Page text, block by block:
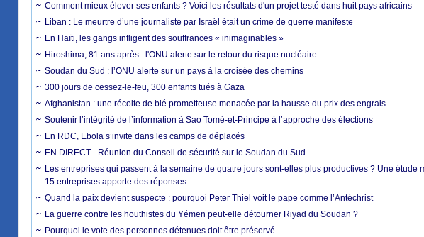
Comment mieux élever ses enfants ? Voici les résultats d'un projet testé dans huit pays africains
Liban : Le meurtre d’une journaliste par Israël était un crime de guerre manifeste
En Haïti, les gangs infligent des souffrances « inimaginables »
Hiroshima, 81 ans après : l'ONU alerte sur le retour du risque nucléaire
Soudan du Sud : l’ONU alerte sur un pays à la croisée des chemins
300 jours de cessez-le-feu, 300 enfants tués à Gaza
Afghanistan : une récolte de blé prometteuse menacée par la hausse du prix des engrais
Soutenir l’intégrité de l’information à Sao Tomé-et-Principe à l’approche des élections
En RDC, Ebola s’invite dans les camps de déplacés
EN DIRECT - Réunion du Conseil de sécurité sur le Soudan du Sud
Les entreprises qui passent à la semaine de quatre jours sont-elles plus productives ? Une étude
15 entreprises apporte des réponses
Quand la paix devient suspecte : pourquoi Peter Thiel voit le pape comme l’Antéchrist
La guerre contre les houthistes du Yémen peut-elle détourner Riyad du Soudan ?
Pourquoi le vote des personnes détenues doit être préservé